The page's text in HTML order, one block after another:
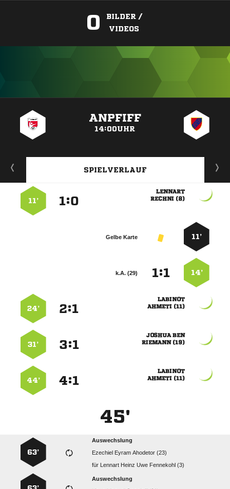
0
BILDER /
VIDEOS
ANPFIFF
14:00UHR
SPIELVERLAUF

 
:
11’
11’
Gelbe Karte
14’
:
k.A. (29)

 
:
24’
 
 
:
31’

 
:
44’
45'
Auswechslung
   
für     
63’
Auswechslung